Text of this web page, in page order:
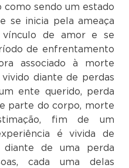
sendo um estado
se inicia pela ameaça
de amor e se
de enfrentamento
associado à morte
diante de perdas
ente querido, perda
parte do corpo, morte
fim de um
é vivida de
diante de uma perda
cada uma delas